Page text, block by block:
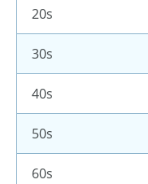
20s
30s
40s
50s
60s